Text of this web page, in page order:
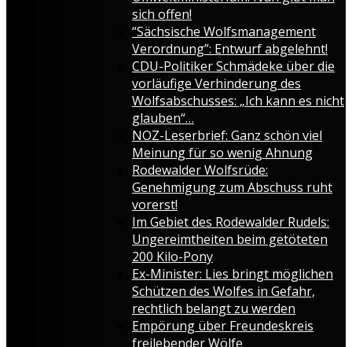
sich offen!
“Sächsische Wolfsmanagement
Verordnung”: Entwurf abgelehnt!
CDU-Politiker Schmädeke über die
vorläufige Verhinderung des
Wolfsabschusses: „Ich kann es nicht
glauben“…
NOZ-Leserbrief: Ganz schön viel
Meinung für so wenig Ahnung
Rodewalder Wolfsrüde:
Genehmigung zum Abschuss ruht
vorerst!
Im Gebiet des Rodewalder Rudels:
Ungereimtheiten beim getöteten
200 Kilo-Pony
Ex-Minister: Lies bringt möglichen
Schützen des Wolfes in Gefahr,
rechtlich belangt zu werden
Empörung über Freundeskreis
freilebender Wölfe